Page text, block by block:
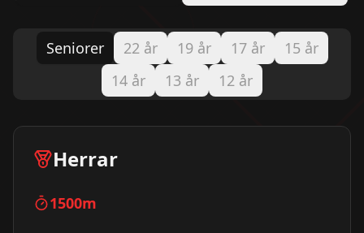
Seniorer 22 år 19 år 17 år
15 år
14 år
13 år 12 år
Herrar
1500m